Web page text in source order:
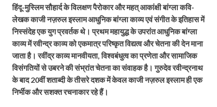
हिंदू-मुस्लिम सौहार्द के विलक्षण पैरोकार और महत् आकांक्षी बांग्ला कवि-
लेखक काजी नज़रुल इस्लाम आधुनिक बांग्ला काव्य एवं संगीत के इतिहास में
निस्संदेह एक युग प्रवर्तक थे। प्रथम महायुद्ध के उपरांत आधुनिक बांग्ला
काव्य में रवीन्द्र काव्य को एकमात्र परिष्कृत विद्यत्व और चेतना की देन माना
जाता है। रवींद्र काव्य मानवीयता, विश्वबंधुत्व का प्रणेता और सामाजिक
विसंगतियों से उबरने की संभ्रांत चेतना का संवाहक है। गुरुदेव रवीन्द्रनाथ
के बाद 20वीं शताब्दी के तीसरे दशक में केवल काजी नज़रुल इस्लाम ही एक
निर्भीक और सशक्त रचनाकार रहे हैं।